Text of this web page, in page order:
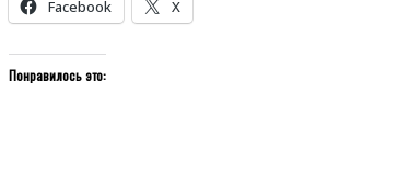
Facebook X
Понравилось это: